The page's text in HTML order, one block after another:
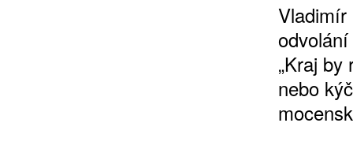
Vladimír
„Kraj
nebo